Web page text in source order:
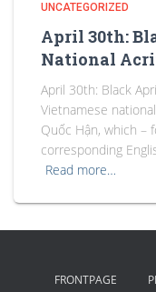
UNCATEGORIZED
April 30th:
National
April 30th: Black
Vietnamese
Quốc Hận, which –
corresponding
Read more…
FRONTPAGE